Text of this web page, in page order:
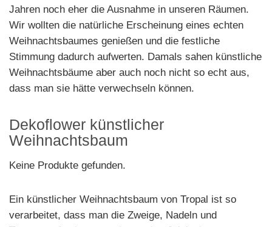
Jahren noch eher die Ausnahme in unseren Räumen.
Wir wollten die natürliche Erscheinung eines echten
Weihnachtsbaumes genießen und die festliche
Stimmung dadurch aufwerten. Damals sahen künstliche
Weihnachtsbäume aber auch noch nicht so echt aus,
dass man sie hätte verwechseln können.
Dekoflower künstlicher
Weihnachtsbaum
Keine Produkte gefunden.
Ein künstlicher Weihnachtsbaum von Tropal ist so
verarbeitet, dass man die Zweige, Nadeln und